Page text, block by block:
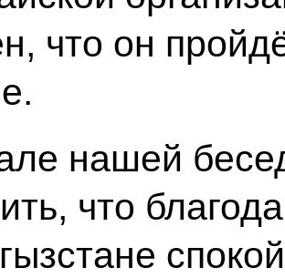
что он
нашей
что